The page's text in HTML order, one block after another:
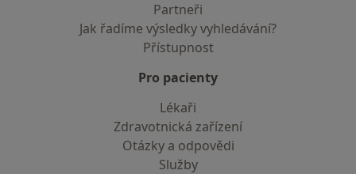
Partneři
Jak řadíme výsledky vyhledávání?
Přístupnost
Pro pacienty
Lékaři
Zdravotnická zařízení
Otázky a odpovědi
Služby